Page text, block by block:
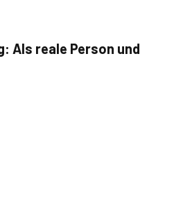
Als reale Person und